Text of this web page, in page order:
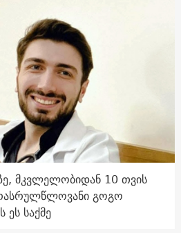
მკვლელობიდან 10 თვის
გოგო
ეს საქმე